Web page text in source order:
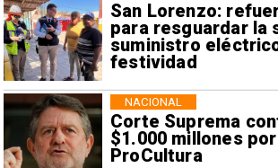
San Lorenzo:
para resguardar la
suministro
festividad
Corte Suprema
$1.000 millones
ProCultura
NACIONAL